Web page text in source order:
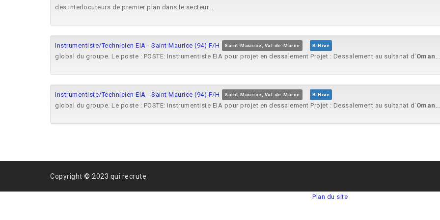
des interlocuteurs de premier plan dans le secteur...
Instrumentiste/Technicien EIA - Saint Maurice (94) F/H Saint-Maurice, Val-de-Marne B-Hive
global du groupe. Le poste : POSTE: Instrumentiste EIA pour projet en dessalement Projet : Dessalement au sultanat d' Oman ...
Instrumentiste/Technicien EIA - Saint Maurice (94) F/H Saint-Maurice, Val-de-Marne B-Hive
global du groupe. Le poste : POSTE: Instrumentiste EIA pour projet en dessalement Projet : Dessalement au sultanat d' Oman ...
Copyright © 2023 qui recrute
Plan du site